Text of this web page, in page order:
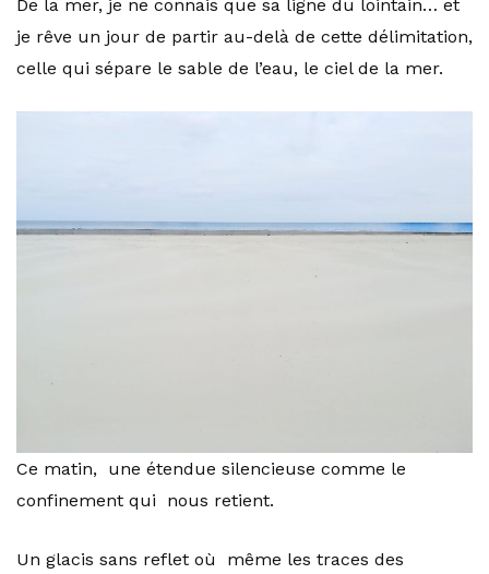
De la mer, je ne connais que sa ligne du lointain… et
je rêve un jour de partir au-delà de cette délimitation,
celle qui sépare le sable de l’eau, le ciel de la mer.
Ce matin, une étendue silencieuse comme le
confinement qui nous retient.
Un glacis sans reflet où même les traces des